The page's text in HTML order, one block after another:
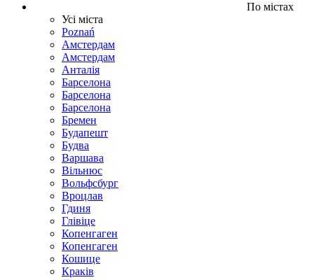
По містах
Усі міста
Poznań
Амстердам
Амстердам
Анталія
Барселона
Барселона
Барселона
Бремен
Будапешт
Будва
Варшава
Вільнюс
Вольфсбург
Вроцлав
Гдиня
Глівіце
Копенгаген
Копенгаген
Кошице
Краків